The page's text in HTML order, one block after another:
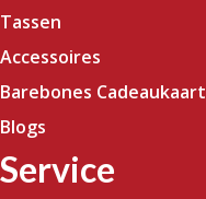
Tassen
Accessoires
Barebones Cadeaukaart
Blogs
Service